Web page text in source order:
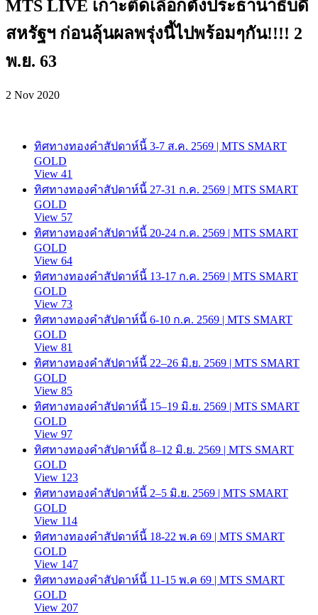
MTS LIVE เกาะติดเลือกตั้งประธานาธิบดี
สหรัฐฯ ก่อนลุ้นผลพรุ่งนี้ไปพร้อมๆกัน!!!! 2
พ.ย. 63
2 Nov 2020
ทิศทางทองคำสัปดาห์นี้ 3-7 ส.ค. 2569 | MTS SMART
GOLD
View 41
ทิศทางทองคำสัปดาห์นี้ 27-31 ก.ค. 2569 | MTS SMART
GOLD
View 57
ทิศทางทองคำสัปดาห์นี้ 20-24 ก.ค. 2569 | MTS SMART
GOLD
View 64
ทิศทางทองคำสัปดาห์นี้ 13-17 ก.ค. 2569 | MTS SMART
GOLD
View 73
ทิศทางทองคำสัปดาห์นี้ 6-10 ก.ค. 2569 | MTS SMART
GOLD
View 81
ทิศทางทองคำสัปดาห์นี้ 22–26 มิ.ย. 2569 | MTS SMART
GOLD
View 85
ทิศทางทองคำสัปดาห์นี้ 15–19 มิ.ย. 2569 | MTS SMART
GOLD
View 97
ทิศทางทองคำสัปดาห์นี้ 8–12 มิ.ย. 2569 | MTS SMART
GOLD
View 123
ทิศทางทองคำสัปดาห์นี้ 2–5 มิ.ย. 2569 | MTS SMART
GOLD
View 114
ทิศทางทองคำสัปดาห์นี้ 18-22 พ.ค 69 | MTS SMART
GOLD
View 147
ทิศทางทองคำสัปดาห์นี้ 11-15 พ.ค 69 | MTS SMART
GOLD
View 207